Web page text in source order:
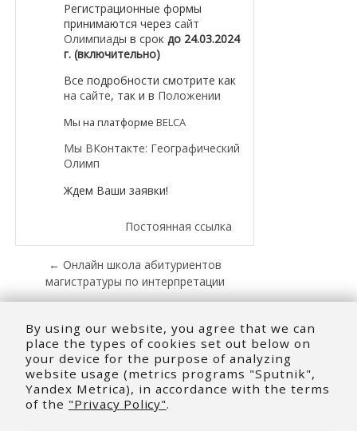
Регистрационные формы
принимаются через сайт
Олимпиады в срок до 24.03.2024
г. (включительно)
Все подробности смотрите как
на сайте, так и в Положении
Мы на платформе BELCA
Мы ВКонтакте: Географический
Олимп
Ждем Ваши заявки!
Постоянная ссылка
← Онлайн школа абитуриентов
магистратуры по интерпретации
Областной интеллектуально-
развлекательный конкурс «Путевка в
будущее» для учеников 8-11 классов →
By using our website, you agree that we can
place the types of cookies set out below on
your device for the purpose of analyzing
website usage (metrics programs "Sputnik",
Yandex Metrica), in accordance with the terms
of the "Privacy Policy".